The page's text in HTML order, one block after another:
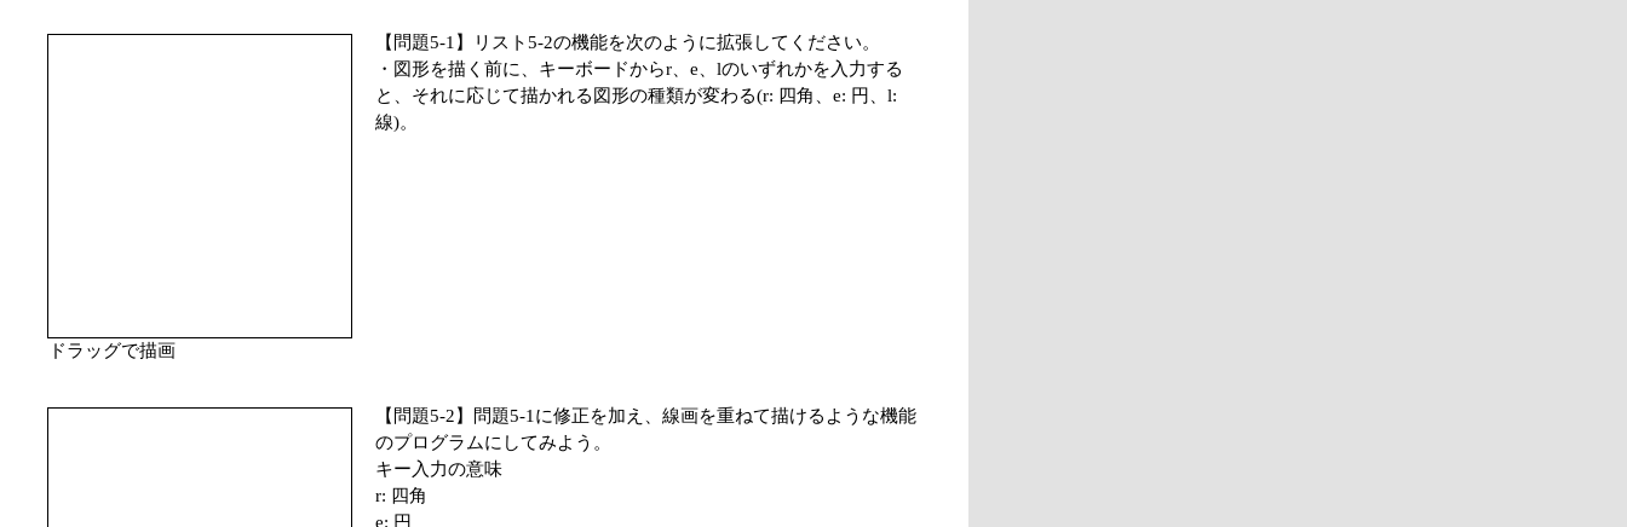
ドラッグで描画
【問題5-1】リスト5-2の機能を次のように拡張してください。
・図形を描く前に、キーボードからr、e、lのいずれかを入力する
と、それに応じて描かれる図形の種類が変わる(r: 四角、e: 円、l:
線)。
【問題5-2】問題5-1に修正を加え、線画を重ねて描けるような機能
のプログラムにしてみよう。
キー入力の意味
r: 四角
e: 円